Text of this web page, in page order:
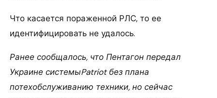
Что касается пораженной РЛС, то ее
идентифицировать не удалось.
Ранее сообщалось, что Пентагон передал
Украине системыPatriot без плана
потехобслуживанию техники, но сейчас